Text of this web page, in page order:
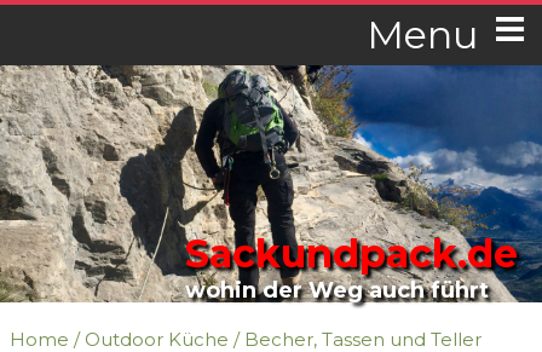
Menu
Sackundpack.de
wohin der Weg auch führt
Home / Outdoor Küche / Becher, Tassen und Teller